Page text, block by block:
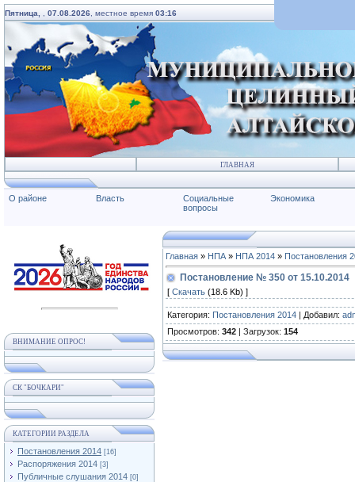
Пятница, 07.08.2026 , местное время 03:16
ГЛАВНАЯ
О районе Власть
Социальные
вопросы
Экономика
ВНИМАНИЕ ОПРОС!
СК "БОЧКАРИ"
КАТЕГОРИИ РАЗДЕЛА
Постановления 2014 [16]
Распоряжения 2014 [3]
Публичные слушания 2014 [0]
Главная » НПА » НПА 2014 » Постановления
Постановление № 350 от 15.10.2014
[ Скачать (18.6 Kb) ]
Категория: Постановления 2014 | Добавил:
Просмотров: 342 | Загрузок: 154